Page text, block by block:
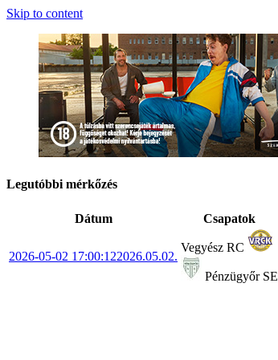
Skip to content
Legutóbbi mérkőzés
Dátum Csapatok
2026-05-02 17:00:122026.05.02.
Vegyész RC
Pénzügyőr SE